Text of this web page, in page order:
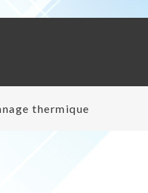
thermique